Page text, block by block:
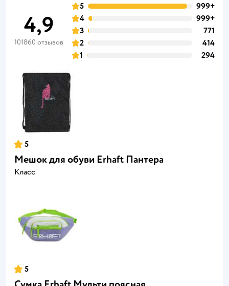
4,9
101860 отзывов
5
999+
4
999+
3
771
2
414
1
294
5
Мешок для обуви Erhaft Пантера
Класс
5